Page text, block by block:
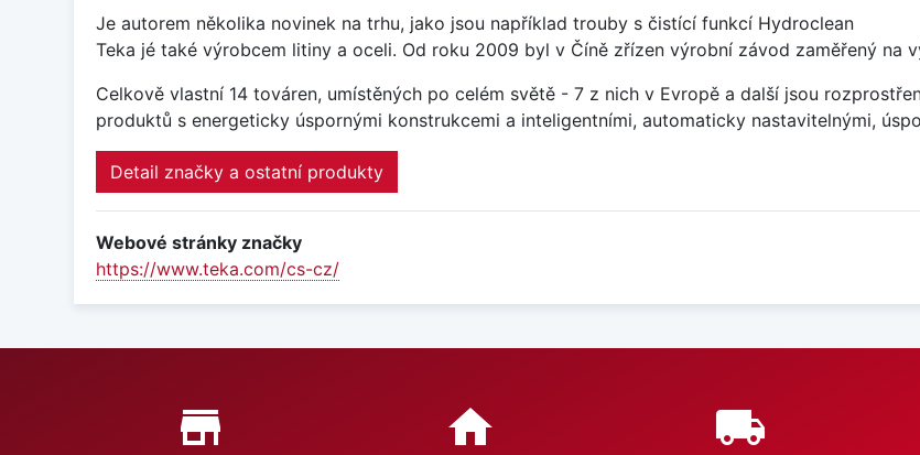
Je autorem několika novinek na trhu, jako jsou například trouby s čistící funkcí Hydroclean
Teka jé také výrobcem litiny a oceli. Od roku 2009 byl v Číně zřízen výrobní závod zaměřený na
Celkově vlastní 14 továren, umístěných po celém světě - 7 z nich v Evropě a další jsou
produktů s energeticky úspornými konstrukcemi a inteligentními, automaticky nastavitelnými,
Detail značky a ostatní produkty
Webové stránky značky
https://www.teka.com/cs-cz/
Proč nakupovat u nás?
store_mall_directory home local_shipping